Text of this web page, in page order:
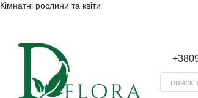
Перейти к основному контенту
Кімнатні рослини та квіти